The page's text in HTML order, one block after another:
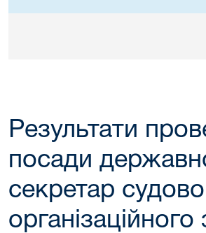
Результати
посади
секретар